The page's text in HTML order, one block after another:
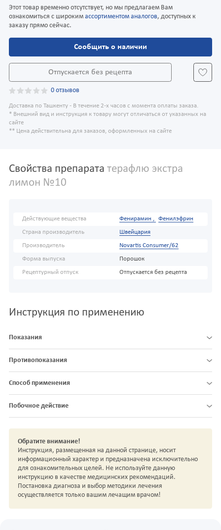
Этот товар временно отсутствует, но мы предлагаем Вам
ознакомиться с широким ассортиментом аналогов, доступных к
заказу прямо сейчас.
Сообщить о наличии
Отпускается без рецепта
0 отзывов
Доставка по Ташкенту - В течение 2-х часов с момента оплаты заказа.
* Внешний вид и инструкция к товару могут отличаться от указанных на
сайте
** Цена действительна для заказов, оформленных на сайте
Свойства препарата терафлю экстра
лимон №10
Действующие вещества Фенирамин , Фенилэфрин
Страна производитель Швейцария
Производитель Novartis Consumer/62
Форма выпуска Порошок
Рецептурный отпуск Отпускается без рецепта
Инструкция по применению
Показания
Противопоказания
Способ применения
Побочное действие
Обратите внимание!
Инструкция, размещенная на данной странице, носит
информационный характер и предназначена исключительно
для ознакомительных целей. Не используйте данную
инструкцию в качестве медицинских рекомендаций.
Постановка диагноза и выбор методики лечения
осуществляется только вашим лечащим врачом!